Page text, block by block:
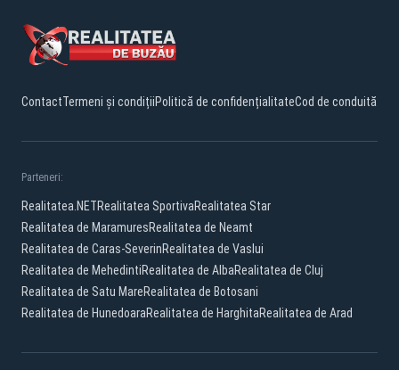
ContactTermeni și condițiiPolitică de confidențialitateCod de conduită
Parteneri:
Realitatea.NETRealitatea SportivaRealitatea Star
Realitatea de MaramuresRealitatea de Neamt
Realitatea de Caras-SeverinRealitatea de Vaslui
Realitatea de MehedintiRealitatea de AlbaRealitatea de Cluj
Realitatea de Satu MareRealitatea de Botosani
Realitatea de HunedoaraRealitatea de HarghitaRealitatea de Arad